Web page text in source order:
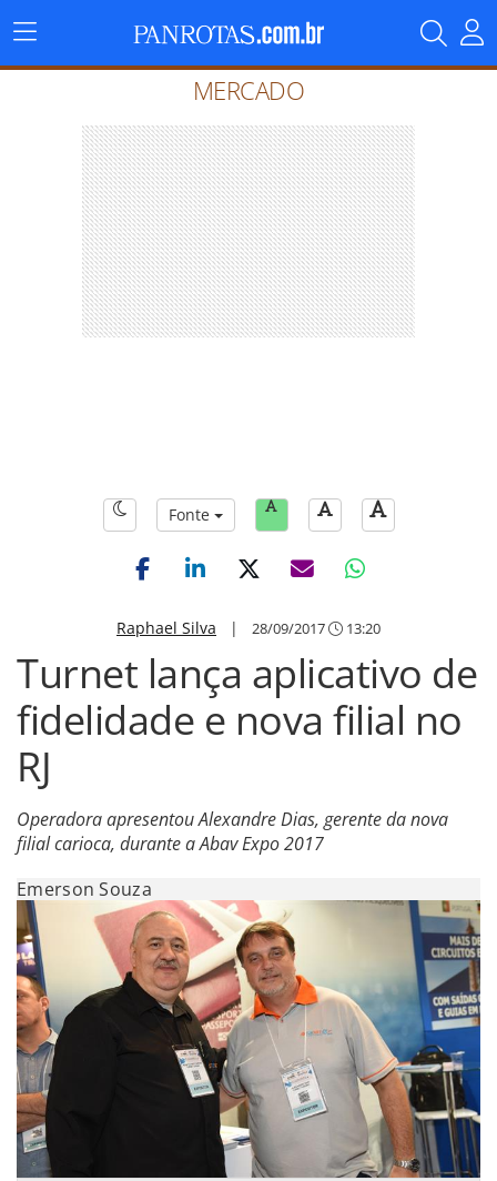
Menu
Principal
MERCADO
Fonte
Raphael Silva | 28/09/2017 13:20
Turnet lança aplicativo de
fidelidade e nova filial no
RJ
Operadora apresentou Alexandre Dias, gerente da nova
filial carioca, durante a Abav Expo 2017
Emerson Souza